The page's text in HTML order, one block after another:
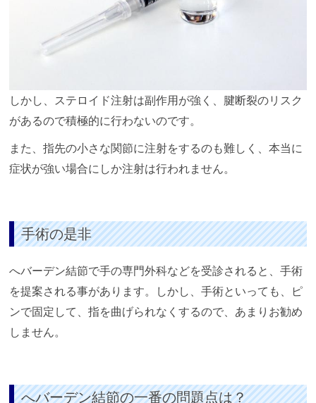
しかし、ステロイド注射は副作用が強く、腱断裂のリスク
があるので積極的に行わないのです。
また、指先の小さな関節に注射をするのも難しく、本当に
症状が強い場合にしか注射は行われません。
手術の是非
へバーデン結節で手の専門外科などを受診されると、手術
を提案される事があります。しかし、手術といっても、ピ
ンで固定して、指を曲げられなくするので、あまりお勧め
しません。
へバーデン結節の一番の問題点は？